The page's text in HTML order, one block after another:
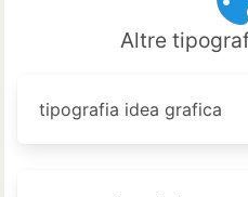
Altre
tipografia idea grafica